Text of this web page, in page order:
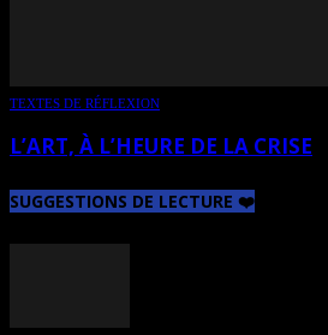
TEXTES DE RÉFLEXION
L’ART, À L’HEURE DE LA CRISE
SUGGESTIONS DE LECTURE ❤️